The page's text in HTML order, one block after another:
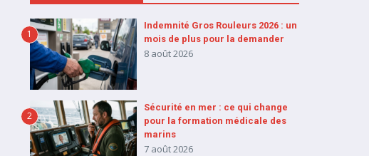
1
Indemnité Gros Rouleurs 2026 : un
mois de plus pour la demander
8 août 2026
2
Sécurité en mer : ce qui change
pour la formation médicale des
marins
7 août 2026